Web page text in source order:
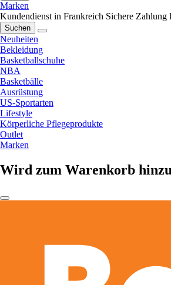
Marken
Kundendienst in Frankreich Sichere Zahlung
Suchen
Neuheiten
Bekleidung
Basketballschuhe
NBA
Basketbälle
Ausrüstung
US-Sportarten
Lifestyle
Körperliche Pflegeprodukte
Outlet
Marken
Wird zum Warenkorb